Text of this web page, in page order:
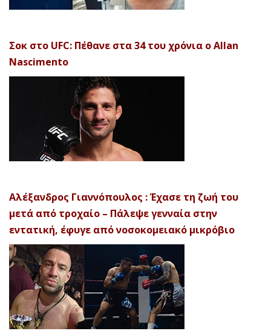
Σοκ στο UFC: Πέθανε στα 34 του χρόνια ο Allan
Nascimento
Αλέξανδρος Γιαννόπουλος : Έχασε τη ζωή του
μετά από τροχαίο – Πάλεψε γενναία στην
εντατική, έφυγε από νοσοκομειακό μικρόβιο